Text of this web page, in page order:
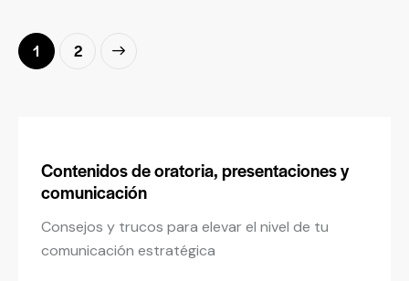
1 2
Contenidos de oratoria, presentaciones y
comunicación
Consejos y trucos para elevar el nivel de tu
comunicación estratégica